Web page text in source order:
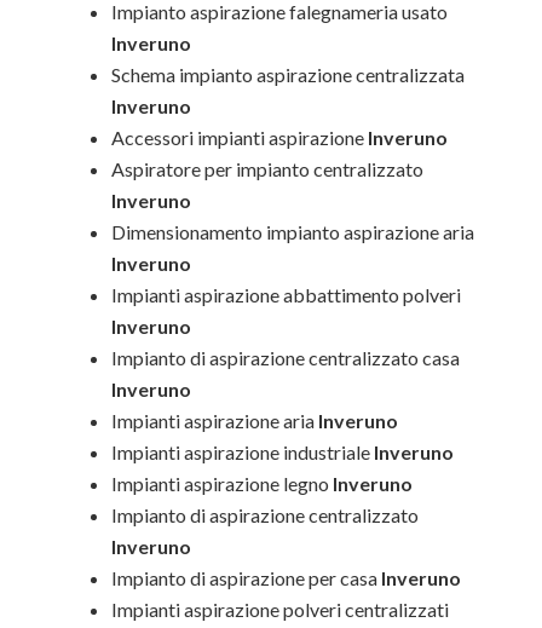
Impianto aspirazione falegnameria usato
Inveruno
Schema impianto aspirazione centralizzata
Inveruno
Accessori impianti aspirazione Inveruno
Aspiratore per impianto centralizzato
Inveruno
Dimensionamento impianto aspirazione aria
Inveruno
Impianti aspirazione abbattimento polveri
Inveruno
Impianto di aspirazione centralizzato casa
Inveruno
Impianti aspirazione aria Inveruno
Impianti aspirazione industriale Inveruno
Impianti aspirazione legno Inveruno
Impianto di aspirazione centralizzato
Inveruno
Impianto di aspirazione per casa Inveruno
Impianti aspirazione polveri centralizzati